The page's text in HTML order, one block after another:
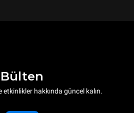
Bülten
etkinlikler hakkında güncel kalın.